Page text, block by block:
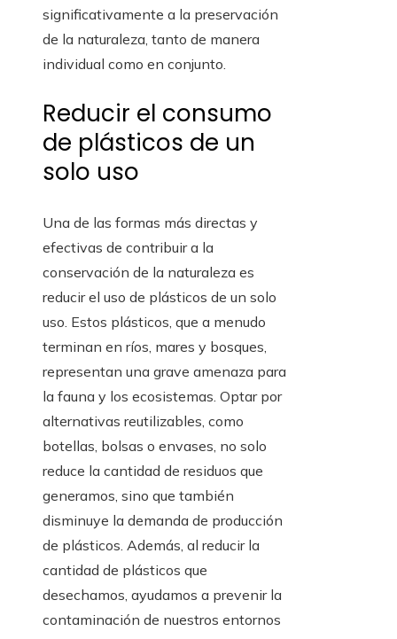
significativamente a la preservación
de la naturaleza, tanto de manera
individual como en conjunto.
Reducir el consumo
de plásticos de un
solo uso
Una de las formas más directas y
efectivas de contribuir a la
conservación de la naturaleza es
reducir el uso de plásticos de un solo
uso. Estos plásticos, que a menudo
terminan en ríos, mares y bosques,
representan una grave amenaza para
la fauna y los ecosistemas. Optar por
alternativas reutilizables, como
botellas, bolsas o envases, no solo
reduce la cantidad de residuos que
generamos, sino que también
disminuye la demanda de producción
de plásticos. Además, al reducir la
cantidad de plásticos que
desechamos, ayudamos a prevenir la
contaminación de nuestros entornos